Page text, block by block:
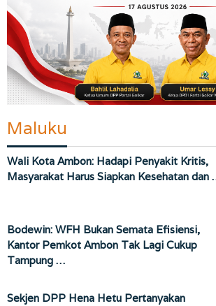
Maluku
Wali Kota Ambon: Hadapi Penyakit Kritis,
Masyarakat Harus Siapkan Kesehatan dan
Bodewin: WFH Bukan Semata Efisiensi,
Kantor Pemkot Ambon Tak Lagi Cukup
Tampung …
Sekjen DPP Hena Hetu Pertanyakan